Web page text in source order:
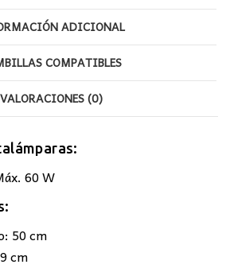
ADICIONAL
COMPATIBLES
VALORACIONES (0)
60 W
50 cm
cm